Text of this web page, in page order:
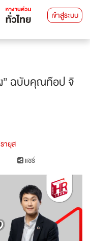
เข้าสู่ระบบ
” ฉบับคุณท๊อป จิ
ายุส
แชร์